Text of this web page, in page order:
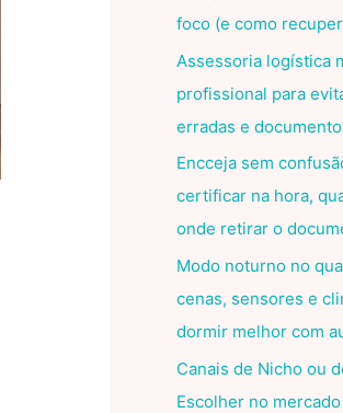
foco (e como
Assessoria logística
profissional para
erradas e
Encceja sem
certificar na hora,
onde retirar o
Modo noturno no
cenas, sensores e
dormir melhor com
Canais de Nicho ou
Escolher no